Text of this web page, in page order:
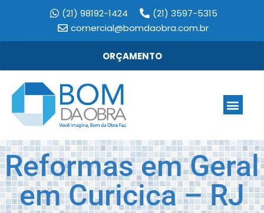
(21) 98192-1424
(21) 3597-5315
comercial@bomdaobra.com.br
ORÇAMENTO
Reformas em Geral
em Curicica – RJ